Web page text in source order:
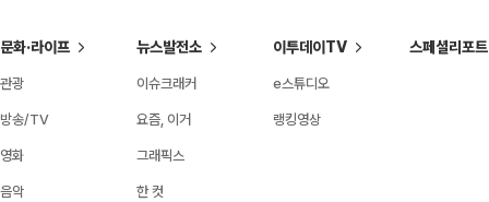
문화·라이프
관광
방송/TV
영화
음악
뉴스발전소
이슈크래커
요즘, 이거
그래픽스
한 컷
이투데이TV
e스튜디오
랭킹영상
스페셜리포트